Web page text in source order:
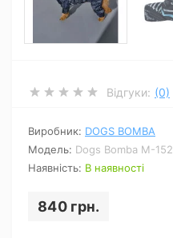
Відгуки: (0)
Виробник: DOGS BOMBA
Модель: Dogs Bomba M-152
Наявність: В наявності
840 грн.